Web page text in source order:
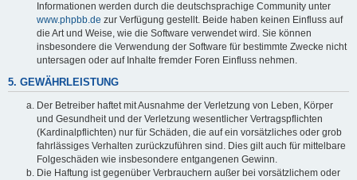
Informationen werden durch die deutschsprachige Community unter
www.phpbb.de zur Verfügung gestellt. Beide haben keinen Einfluss auf
die Art und Weise, wie die Software verwendet wird. Sie können
insbesondere die Verwendung der Software für bestimmte Zwecke nicht
untersagen oder auf Inhalte fremder Foren Einfluss nehmen.
5. GEWÄHRLEISTUNG
Der Betreiber haftet mit Ausnahme der Verletzung von Leben, Körper
und Gesundheit und der Verletzung wesentlicher Vertragspflichten
(Kardinalpflichten) nur für Schäden, die auf ein vorsätzliches oder grob
fahrlässiges Verhalten zurückzuführen sind. Dies gilt auch für mittelbare
Folgeschäden wie insbesondere entgangenen Gewinn.
Die Haftung ist gegenüber Verbrauchern außer bei vorsätzlichem oder